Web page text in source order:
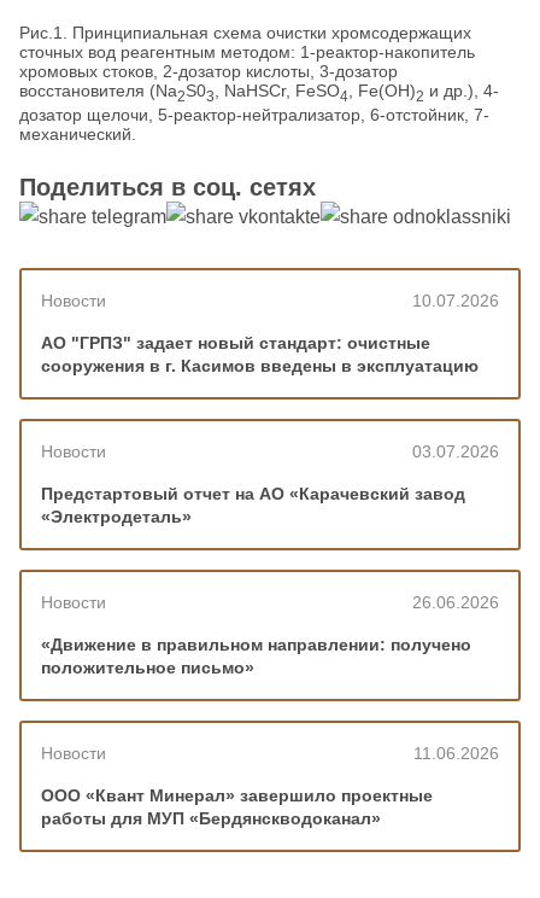
Рис.1. Принципиальная схема очистки хромсодержащих
сточных вод реагентным методом: 1-реактор-накопитель
хромовых стоков, 2-дозатор кислоты, 3-дозатор
восстановителя (Na2S03 , NaHSCr, FeSO4 , Fe(OH)2 и др.), 4-
дозатор щелочи, 5-реактор-нейтрализатор, 6-отстойник, 7-
механический.
Поделиться в соц. сетях
Новости 10.07.2026
АО "ГРПЗ" задает новый стандарт: очистные
сооружения в г. Касимов введены в эксплуатацию
Новости 03.07.2026
Предстартовый отчет на АО «Карачевский завод
«Электродеталь»
Новости 26.06.2026
«Движение в правильном направлении: получено
положительное письмо»
Новости 11.06.2026
ООО «Квант Минерал» завершило проектные
работы для МУП «Бердянскводоканал»